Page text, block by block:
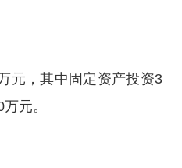
元，其中固定资产投资3
元。